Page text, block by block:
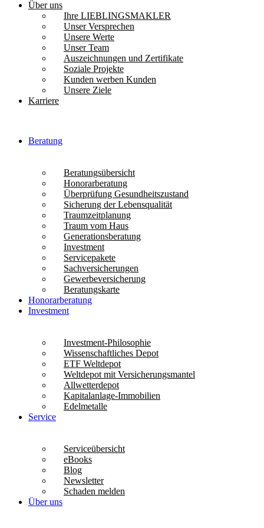
Über uns
Ihre LIEBLINGSMAKLER
Unser Versprechen
Unsere Werte
Unser Team
Auszeichnungen und Zertifikate
Soziale Projekte
Kunden werben Kunden
Unsere Ziele
Karriere
Beratung
Beratungsübersicht
Honorarberatung
Überprüfung Gesundheitszustand
Sicherung der Lebensqualität
Traumzeitplanung
Traum vom Haus
Generationsberatung
Investment
Servicepakete
Sachversicherungen
Gewerbeversicherung
Beratungskarte
Honorarberatung
Investment
Investment-Philosophie
Wissenschaftliches Depot
ETF Weltdepot
Weltdepot mit Versicherungsmantel
Allwetterdepot
Kapitalanlage-Immobilien
Edelmetalle
Service
Serviceübersicht
eBooks
Blog
Newsletter
Schaden melden
Über uns